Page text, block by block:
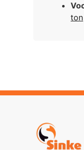
ton